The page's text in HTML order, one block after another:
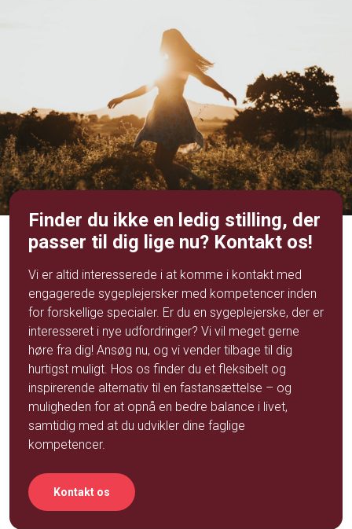
Finder du ikke en ledig stilling, der
passer til dig lige nu? Kontakt os!
Vi er altid interesserede i at komme i kontakt med
engagerede sygeplejersker med kompetencer inden
for forskellige specialer. Er du en sygeplejerske, der er
interesseret i nye udfordringer? Vi vil meget gerne
høre fra dig! Ansøg nu, og vi vender tilbage til dig
hurtigst muligt. Hos os finder du et fleksibelt og
inspirerende alternativ til en fastansættelse – og
muligheden for at opnå en bedre balance i livet,
samtidig med at du udvikler dine faglige
kompetencer.
Kontakt os